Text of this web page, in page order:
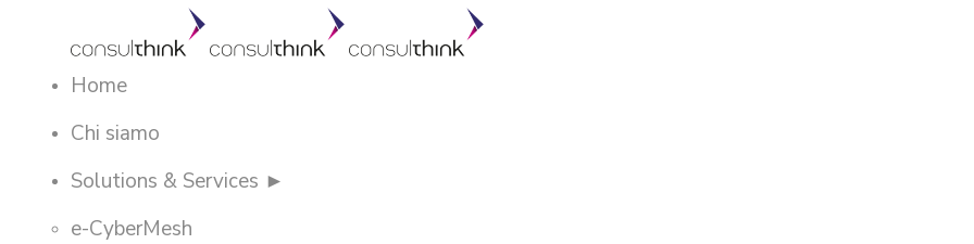
Home
Chi siamo
Solutions & Services ►
e-CyberMesh